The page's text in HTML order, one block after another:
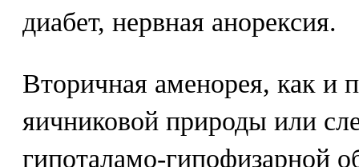
диабет, нервная анорексия.
Вторичная аменорея, как и
яичниковой природы или
гипоталамо-гипофизарной